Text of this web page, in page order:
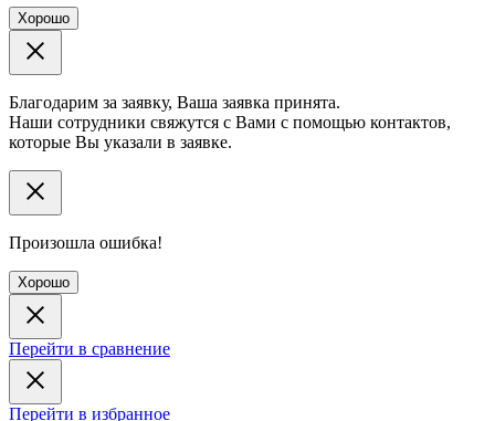
Хорошо
Благодарим за заявку, Ваша заявка принята.
Наши сотрудники свяжутся с Вами с помощью контактов,
которые Вы указали в заявке.
Произошла ошибка!
Хорошо
Перейти в сравнение
Перейти в избранное